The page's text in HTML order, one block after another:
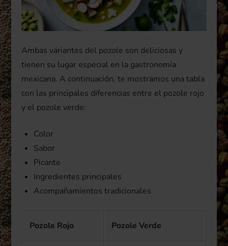
Ambas variantes del pozole son deliciosas y
tienen su lugar especial en la gastronomía
mexicana. A continuación, te mostramos una tabla
con las principales diferencias entre el pozole rojo
y el pozole verde:
Color
Sabor
Picante
Ingredientes principales
Acompañamientos tradicionales
Pozole Rojo Pozole Verde